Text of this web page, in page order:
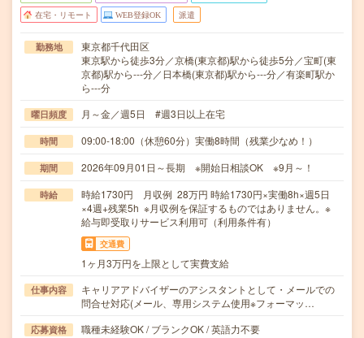
在宅・リモート WEB登録OK 派遣
勤務地
東京都千代田区
東京駅から徒歩3分／京橋(東京都)駅から徒歩5分／宝町(東
京都)駅から---分／日本橋(東京都)駅から---分／有楽町駅か
ら---分
曜日頻度 月～金／週5日 #週3日以上在宅
時間 09:00-18:00（休憩60分）実働8時間（残業少なめ！）
期間 2026年09月01日～長期 ※開始日相談OK ※9月～！
時給
時給1730円 月収例 28万円 時給1730円×実働8h×週5日
×4週+残業5h ※月収例を保証するものではありません。※
給与即受取りサービス利用可（利用条件有）
交通費
1ヶ月3万円を上限として実費支給
仕事内容
キャリアアドバイザーのアシスタントとして・メールでの
問合せ対応(メール、専用システム使用※フォーマッ…
応募資格
職種未経験OK / ブランクOK / 英語力不要